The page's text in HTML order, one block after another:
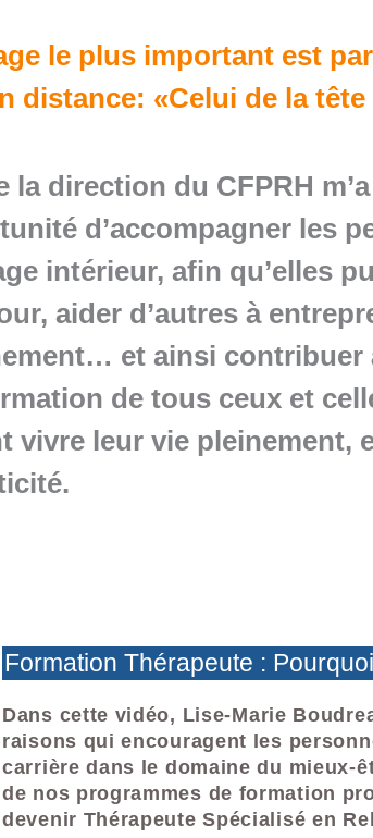
le plus important est
distance: «Celui de la
la direction du CFPRH
d’accompagner les
intérieur, afin qu’elles
aider d’autres à
et ainsi contribuer
de tous ceux et
vivre leur vie pleinement,
Formation Thérapeute :
Dans cette vidéo, Lise-Marie
raisons qui encouragent les
carrière dans le domaine du mieux-
de nos programmes de formation
devenir Thérapeute Spécialisé en